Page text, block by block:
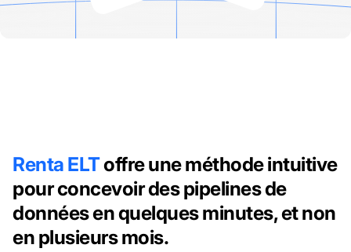
Renta ELToffre une méthode intuitive
pour concevoir des pipelines de
données en quelques minutes, et non
en plusieurs mois.